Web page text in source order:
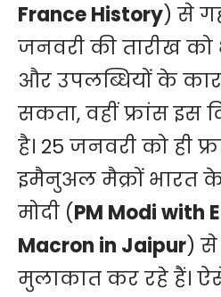
France History) से
जनवरी की तारीख
और उपलब्धियों के
सकता, वहीं फ्रांस इस
है। 25 जनवरी को ही
इमैनुअल मैक्रों भारत के
मोदी (PM Modi with
Macron in Jaipur)
मुलाकात कर रहे हैं।